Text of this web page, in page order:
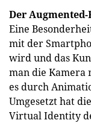
Der
Eine
mit der
wird und das
man die Kamera
es durch
Umgesetzt hat
Virtual Identity